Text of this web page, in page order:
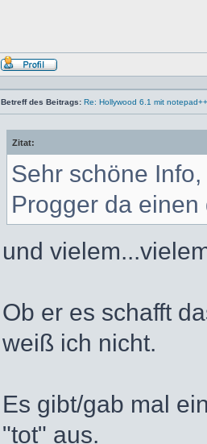
Profil
Betreff des Beitrags: Re: Hollywood 6.1 mit notepad++
Zitat:
Sehr schöne
Progger da
und
Ob er es schafft
weiß ich nicht.
Es gibt/gab mal
"tot" aus.